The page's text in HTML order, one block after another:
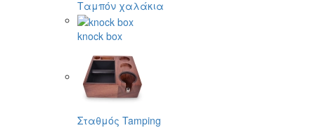
Ταμπόν χαλάκια
knock box
Σταθμός Tamping